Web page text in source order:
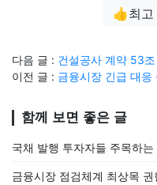
👍최고
다음 글 : 건설공사 계약 53
이전 글 : 금융시장 긴급 대응
함께 보면 좋은 글
국채 발행 투자자들 주목하
금융시장 점검체계 최상목